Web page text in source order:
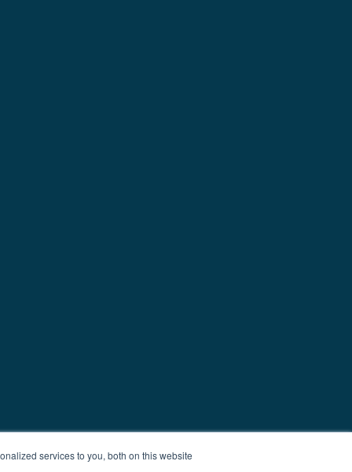
services to you, both on this website